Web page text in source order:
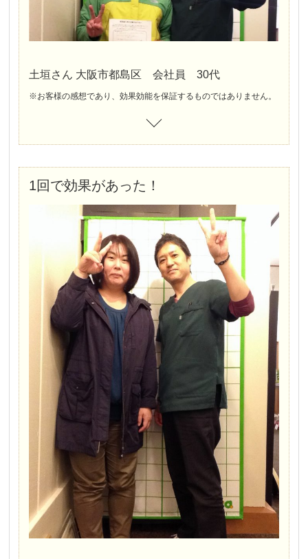
土垣さん 大阪市都島区 会社員 30代
※お客様の感想であり、効果効能を保証するものではありません。
1回で効果があった！